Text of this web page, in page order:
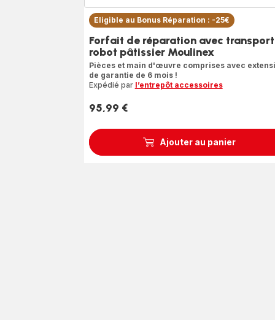
Ajouter au panier
Eligible au Bonus Réparation : -25€
Forfait de réparation avec transport
robot pâtissier Moulinex
Pièces et main d'œuvre comprises avec
de garantie de 6 mois !
Expédié par l’entrepôt accessoires
Prix
95,99 €